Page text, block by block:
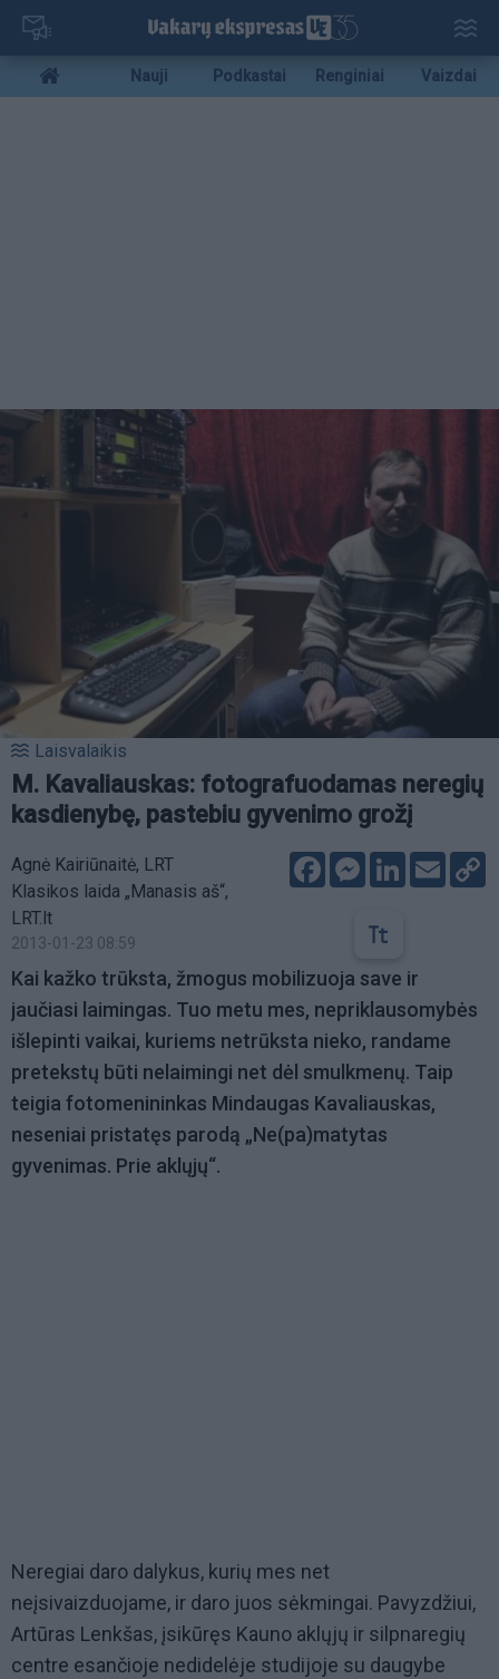
Pereiti
pagrindinį
turinį
Mobile
menu
Nauji Podkastai Renginiai Vaizdai
Laisvalaikis
M. Kavaliauskas: fotografuodamas neregių
kasdienybę, pastebiu gyvenimo grožį
Agnė Kairiūnaitė, LRT
Klasikos laida „Manasis aš“,
LRT.lt
2013-01-23 08:59
FacebookMessenger
LinkedIn
Email
Kai kažko trūksta, žmogus mobilizuoja save ir
jaučiasi laimingas. Tuo metu mes, nepriklausomybės
išlepinti vaikai, kuriems netrūksta nieko, randame
pretekstų būti nelaimingi net dėl smulkmenų. Taip
teigia fotomenininkas Mindaugas Kavaliauskas,
neseniai pristatęs parodą „Ne(pa)matytas
gyvenimas. Prie aklųjų“.
Neregiai daro dalykus, kurių mes net
neįsivaizduojame, ir daro juos sėkmingai. Pavyzdžiui,
Artūras Lenkšas, įsikūręs Kauno aklųjų ir silpnaregių
centre esančioje nedidelėje studijoje su daugybe